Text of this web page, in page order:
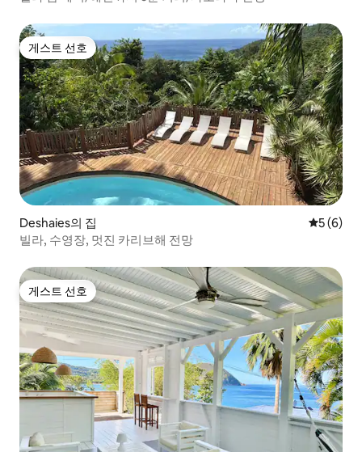
게스트 선호
게스트 선호
Deshaies의 집 평점 5점
5 (6)
빌라, 수영장, 멋진 카리브해 전망
게스트 선호
게스트 선호